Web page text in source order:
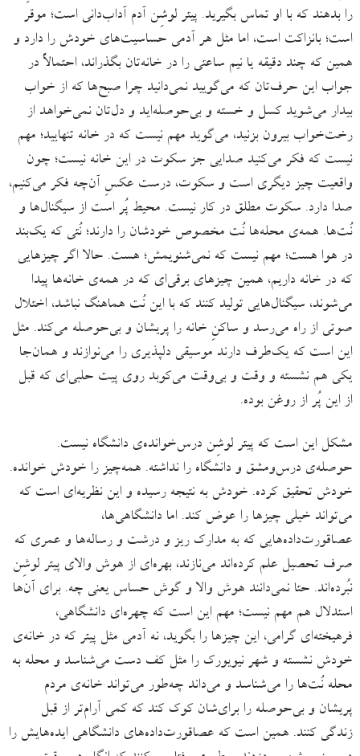
را بدهند که با او تماس بگیرید. پیتر لوشِن آدم آداب‌دانی است؛ موقر
است؛ بانزاکت است، اما مثل هر آدمی حساسیت‌های خودش را دارد و
همین که چند دقیقه یا نیم ساعتی را در خانه‌تان بگذراند، احتمالاً در
جواب این حرف‌تان که می‌گویید نمی‌دانید چرا صبح‌ها که از خواب
بیدار می‌شوید کسل و خسته و بی‌حوصله‌اید و دل‌تان نمی‌خواهد از
رخت‌خواب بیرون بزنید، می‌گوید مهم نیست که در خانه تنهایید؛ مهم
نیست که فکر می‌کنید صدایی جز سکوت در این خانه نیست؛ چون
واقعیت چیز دیگری است و سکوت، درست عکسِ آن‌چه فکر می‌کنیم،
صدا دارد. سکوت مطلق در کار نیست. محیط پُر است از سیگنال‌ها و
نُت‌ها. همه‌ی محله‌ها نُت مخصوص خودشان را دارند؛ نُتی که یک‌بند
در هوا هست؛ مهم نیست که نمی‌شنویمش؛ هست. حالا اگر چیزهایی
که در خانه داریم، همین چیزهای برقی‌ای که در همه‌ی خانه‌ها پیدا
می‌شوند، سیگنال‌هایی تولید کنند که با این نُت هماهنگ نباشد، اختلال
صوتی از راه می‌رسد و ساکنِ خانه را پریشان و بی‌حوصله می‌کند. مثل
این است که یک‌طرف دارند موسیقی دلپذیری را می‌نوازند و همان‌جا
یکی هم نشسته و وقت و بی‌وقت می‌کوبد روی پیت حلبی‌ای که قبل
از این پُر از روغن بوده.
مشکل این است که پیتر لوشِن درس‌خوانده‌ی دانشگاه نیست.
حوصله‌ی درس‌ومشق و دانشگاه را نداشته. همه‌چیز را خودش خوانده.
خودش تحقیق کرده. خودش به نتیجه رسیده و این نظریه‌ای است که
می‌تواند خیلی چیزها را عوض کند. اما دانشگاهی‌ها،
عصاقورت‌داده‌هایی که به مدارک ریز و درشت و رساله‌ها و عمری که
صرف تحصیل علم کرده‌اند می‌نازند، بهره‌ای از هوش والای پیتر لوشِن
نبُرده‌اند. حتا نمی‌دانند هوش والا و گوش حساس یعنی چه. برای آن‌ها
استدلال هم مهم نیست؛ مهم این است که چهره‌ای دانشگاهی،
فرهیخته‌ای گرامی، این چیزها را بگوید، نه آدمی مثل پیتر که در خانه‌ی
خودش نشسته و شهر نیویورک را مثل کف دست می‌شناسد و محله به
محله نُت‌ها را می‌شناسد و می‌داند چه‌طور می‌تواند خانه‌ی مردم
پریشان و بی‌حوصله را برای‌شان کوک کند که کمی آرام‌تر از قبل
زندگی کنند. همین است که عصاقورت‌داده‌های دانشگاهی ایده‌هایش را